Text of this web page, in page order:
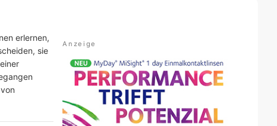
erlernen,
sie